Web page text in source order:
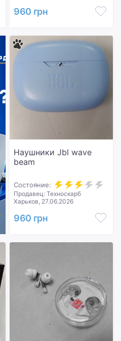
960 грн
Наушники Jbl wave
beam
Состояние:
Продавец: Техноскарб
Харьков, 27.06.2026
960 грн